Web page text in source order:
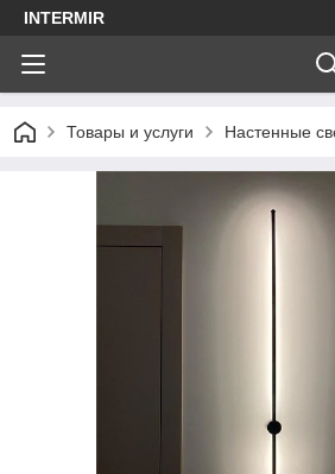
INTERMIR
Товары и услуги Настенные